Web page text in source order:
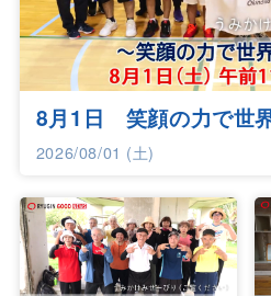
8月1日 笑顔の力で世
2026/08/01 (土)